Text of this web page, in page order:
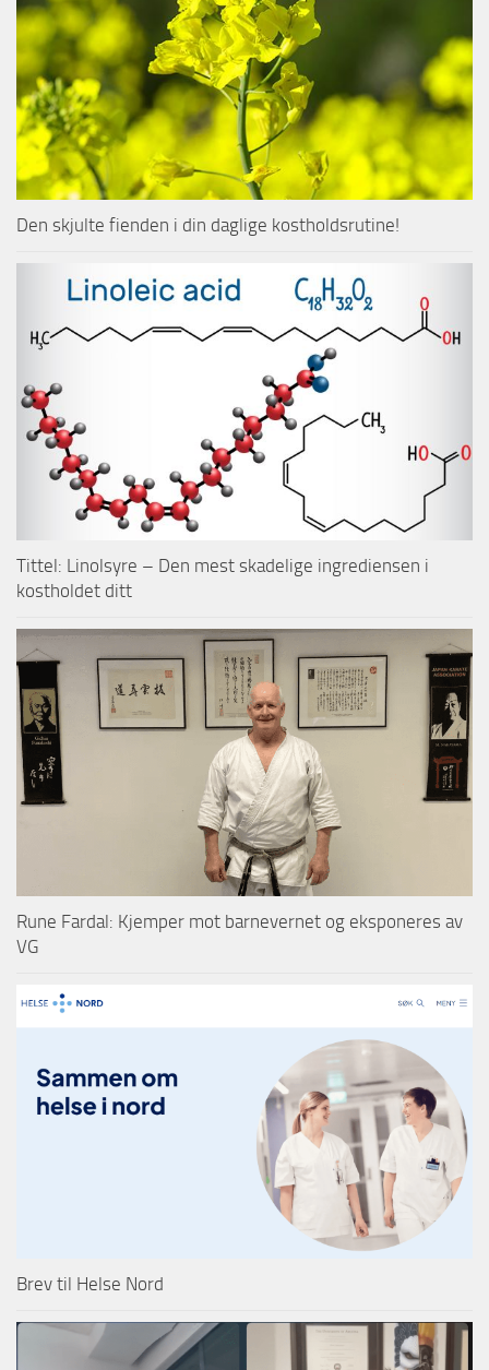
Den skjulte fienden i din daglige kostholdsrutine!
Tittel: Linolsyre – Den mest skadelige ingrediensen i
kostholdet ditt
Rune Fardal: Kjemper mot barnevernet og eksponeres av
VG
Brev til Helse Nord